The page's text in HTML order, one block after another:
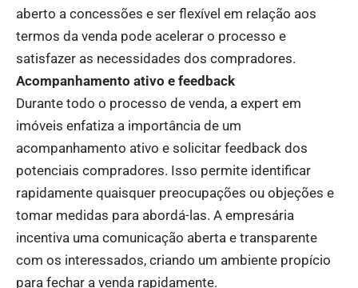
aberto a concessões e ser flexível em relação aos
termos da venda pode acelerar o processo e
satisfazer as necessidades dos compradores.
Acompanhamento ativo e feedback
Durante todo o processo de venda, a expert em
imóveis enfatiza a importância de um
acompanhamento ativo e solicitar feedback dos
potenciais compradores. Isso permite identificar
rapidamente quaisquer preocupações ou objeções e
tomar medidas para abordá-las. A empresária
incentiva uma comunicação aberta e transparente
com os interessados, criando um ambiente propício
para fechar a venda rapidamente.